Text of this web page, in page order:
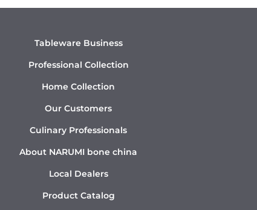
Tableware Business
Professional Collection
Home Collection
Our Customers
Culinary Professionals
About NARUMI bone china
Local Dealers
Product Catalog